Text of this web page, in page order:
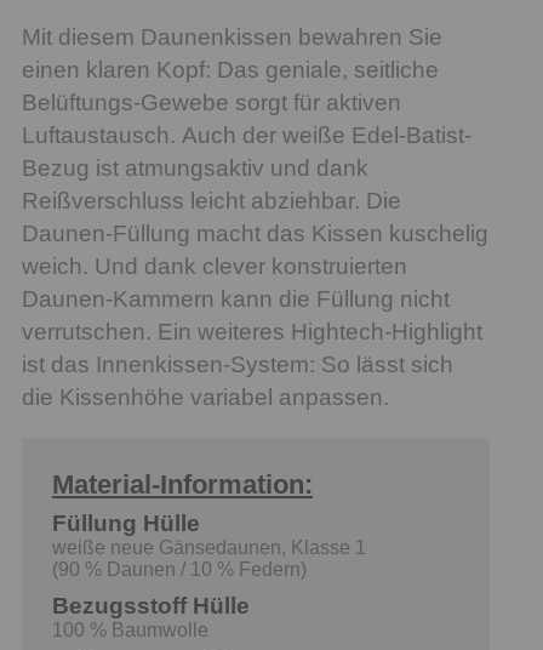
Mit diesem Daunenkissen bewahren Sie
einen klaren Kopf: Das geniale, seitliche
Belüftungs-Gewebe sorgt für aktiven
Luftaustausch. Auch der weiße Edel-Batist-
Bezug ist atmungsaktiv und dank
Reißverschluss leicht abziehbar. Die
Daunen-Füllung macht das Kissen kuschelig
weich. Und dank clever konstruierten
Daunen-Kammern kann die Füllung nicht
verrutschen. Ein weiteres Hightech-Highlight
ist das Innenkissen-System: So lässt sich
die Kissenhöhe variabel anpassen.
Material-Information:
Füllung Hülle
weiße neue Gänsedaunen, Klasse 1
(90 % Daunen / 10 % Federn)
Bezugsstoff Hülle
100 % Baumwolle